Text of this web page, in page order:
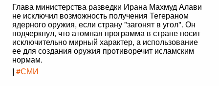
Глава министерства разведки Ирана Махмуд Алави
не исключил возможность получения Тегераном
ядерного оружия, если страну "загонят в угол". Он
подчеркнул, что атомная программа в стране носит
исключительно мирный характер, а использование
ее для создания оружия противоречит исламским
нормам.
| #СМИ